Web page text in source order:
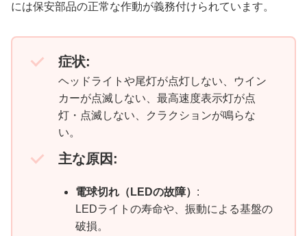
には保安部品の正常な作動が義務付けられています。
症状:
ヘッドライトや尾灯が点灯しない、ウイン
カーが点滅しない、最高速度表示灯が点
灯・点滅しない、クラクションが鳴らな
い。
主な原因:
電球切れ（LEDの故障） :
LEDライトの寿命や、振動による基盤の
破損。